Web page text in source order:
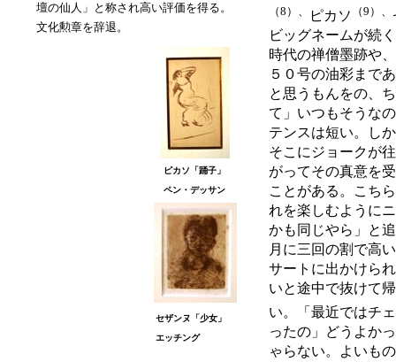
セザンヌ「少女」
エッチング
ピカソ「踊子」
ペン・デッサン
壇の仙人」と称され高い評価を得る。
文化勲章を辞退。
（8）、 ピカソ （9）、
ビッグネームが続
時代の禅僧墨跡や
５０号の油彩まで
と思うもんをの、
て」いつもそうな
テンスは短い。し
そこにジョークが
がってその真意を
ことがある。こち
れを楽しむように
かも同じやら」と
月に三回の割で高
サートに出かけら
いと途中で抜けて
い。「最近ではチ
ったの」どうよか
ゃらない。よいも